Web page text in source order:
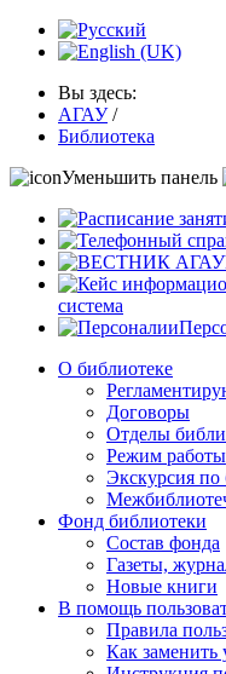
Вы здесь:
АГАУ /
Библиотека
Уменьшить панель
система
О библиотеке
Договоры
Отделы
Режим работы
Экскурсия по
Фонд библиотеки
Состав фонда
Газеты,
Новые книги
В помощь
Правила
Как заменить